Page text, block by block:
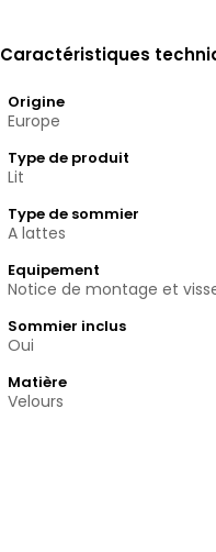
Caractéristiques
Origine
Europe
Type de produit
Lit
Type de sommier
A lattes
Equipement
Notice de montage et
Sommier inclus
Oui
Matière
Velours